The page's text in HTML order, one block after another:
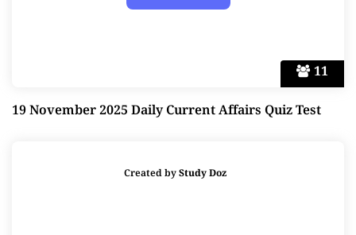
11
19 November 2025 Daily Current Affairs Quiz Test
Created byStudy Doz